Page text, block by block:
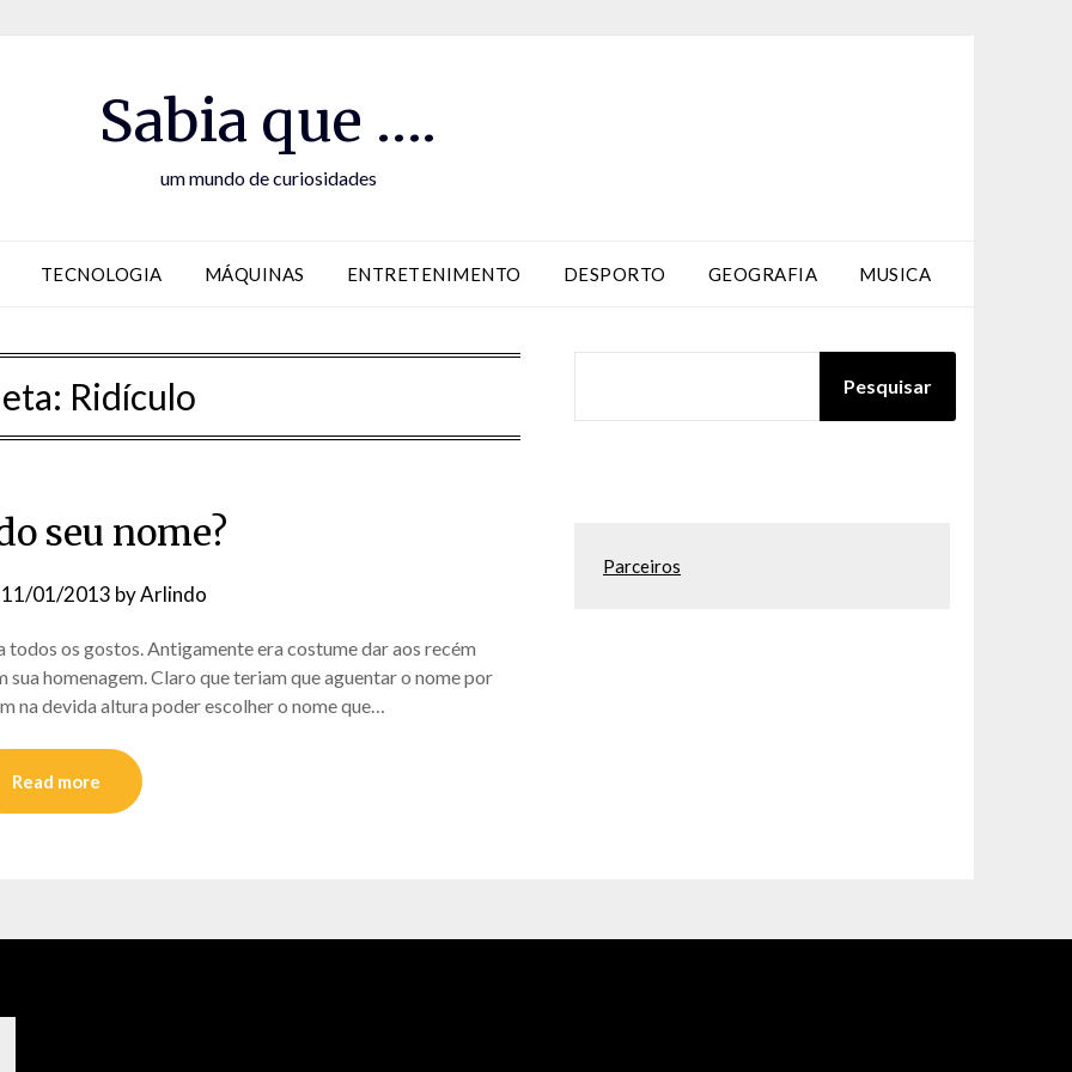
Sabia que ….
um mundo de curiosidades
TECNOLOGIA MÁQUINAS ENTRETENIMENTO DESPORTO GEOGRAFIA MUSICA
Ridículo
seu nome?
11/01/2013 byArlindo
os gostos. Antigamente era costume dar aos recém
homenagem. Claro que teriam que aguentar o nome por
na devida altura poder escolher o nome que…
Read more
Pesquisar
Parceiros